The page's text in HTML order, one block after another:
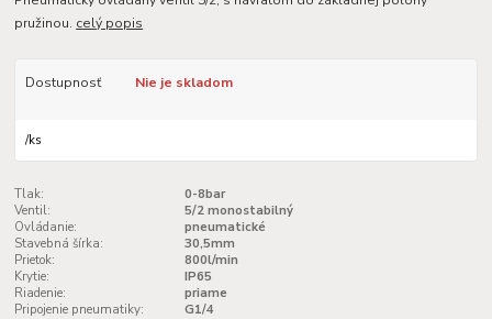
pružinou. celý popis
Dostupnosť Nie je skladom
/ks
Tlak:
0-8bar
Ventil:
5/2 monostabilný
Ovládanie:
pneumatické
Stavebná šírka:
30,5mm
Prietok:
800l/min
Krytie:
IP65
Riadenie:
priame
Pripojenie pneumatiky:
G1/4